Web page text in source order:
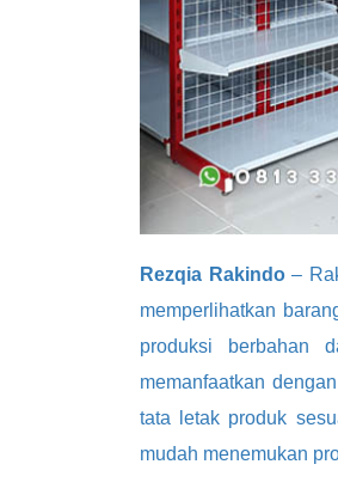
Rezqia Rakindo–
memperlihatkan
produksi berbahan
memanfaatkan
tata letak produk
mudah menemukan